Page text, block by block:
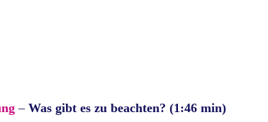
–Was gibt es zu beachten? (1:46 min)